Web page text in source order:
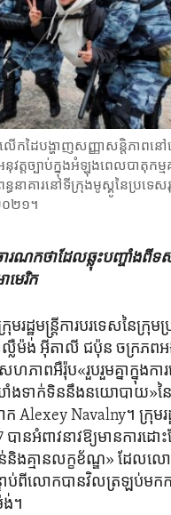
GOVERNANCE
TRADE
AND HEALTH
លើកដៃ​បង្ហាញ​សញ្ញា​សន្តិភាព​
វត្ត​ច្បាប់​ក្នុង​អំឡុង​ពេល​បាតុកម្ម​
ធនាគារ​នៅ​ទីក្រុង​មូស្គូ​នៃ​ប្រទេ
០២១។
រណកថា​ដែល​ឆ្លុះ​បញ្ចាំង​ពី​ទ
មេរិក
ម​រដ្ឋមន្ត្រី​ការបរទេស​នៃ​ក្រុម​
ល្លឺម៉ង់ អ៊ីតាលី​ ជប៉ុន ​ចក្រភព​អ
ភាព​អឺរ៉ុប​«រួប​រួម​គ្នាក្នុង​កា
ាំងទាក់​ទិននឹង​នយោបាយ»​នៃ
Navalny។​ ក្រុម​រដ្ឋ
បាន​អំពាវនាវ​ឱ្យ​មានការ​ដ
ន់និង​គ្មានលក្ខខ័ណ្ឌ​» ដែល​ល
ទាប់​ពី​លោក​បាន​វិលត្រឡប់​មក​
ង់។